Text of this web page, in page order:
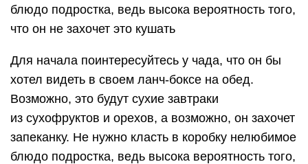
блюдо подростка, ведь высока вероятность того,
что он не захочет это кушать
Для начала поинтересуйтесь у чада, что он бы
хотел видеть в своем ланч-боксе на обед.
Возможно, это будут сухие завтраки
из сухофруктов и орехов, а возможно, он захочет
запеканку. Не нужно класть в коробку нелюбимое
блюдо подростка, ведь высока вероятность того,